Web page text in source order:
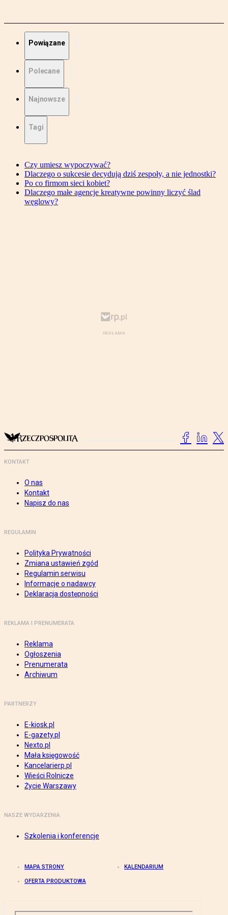
Powiązane
Polecane
Najnowsze
Tagi
Czy umiesz wypoczywać?
Dlaczego o sukcesie decydują dziś zespoły, a nie jednostki?
Po co firmom sieci kobiet?
Dlaczego małe agencje kreatywne powinny liczyć ślad
węglowy?
KONTAKT
O nas
Kontakt
Napisz do nas
REGULAMIN
Polityka Prywatności
Zmiana ustawień zgód
Regulamin serwisu
Informacje o nadawcy
Deklaracja dostępności
REKLAMA I PRENUMERATA
Reklama
Ogłoszenia
Prenumerata
Archiwum
PARTNERZY
E-kiosk.pl
E-gazety.pl
Nexto.pl
Mała księgowość
Kancelarierp.pl
Wieści Rolnicze
Życie Warszawy
NASZE WYDARZENIA
Szkolenia i konferencje
MAPA STRONY KALENDARIUM
OFERTA PRODUKTOWA